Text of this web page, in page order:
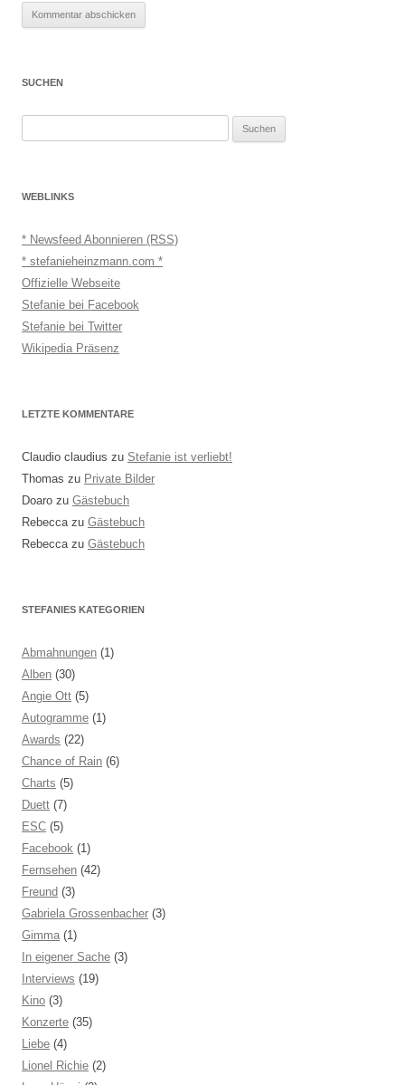
SUCHEN
WEBLINKS
* Newsfeed Abonnieren (RSS)
* stefanieheinzmann.com *
Offizielle Webseite
Stefanie bei Facebook
Stefanie bei Twitter
Wikipedia Präsenz
LETZTE KOMMENTARE
Claudio claudius zu Stefanie ist verliebt!
Thomas zu Private Bilder
Doaro zu Gästebuch
Rebeccazu Gästebuch
Rebeccazu Gästebuch
STEFANIES KATEGORIEN
Abmahnungen (1)
Alben (30)
Angie Ott (5)
Autogramme (1)
Awards (22)
Chance of Rain (6)
Charts (5)
Duett (7)
ESC (5)
Facebook (1)
Fernsehen (42)
Freund (3)
Gabriela Grossenbacher (3)
Gimma (1)
In eigener Sache (3)
Interviews (19)
Kino (3)
Konzerte (35)
Liebe (4)
Lionel Richie (2)